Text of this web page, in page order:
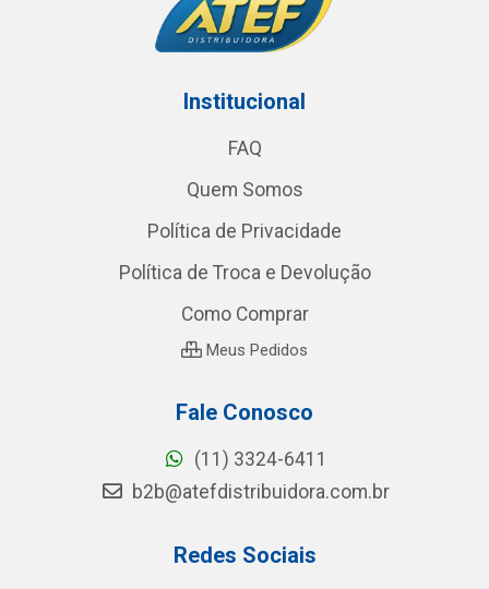
Institucional
FAQ
Quem Somos
Política de Privacidade
Política de Troca e Devolução
Como Comprar
Meus Pedidos
Fale Conosco
(11) 3324-6411
b2b@atefdistribuidora.com.br
Redes Sociais